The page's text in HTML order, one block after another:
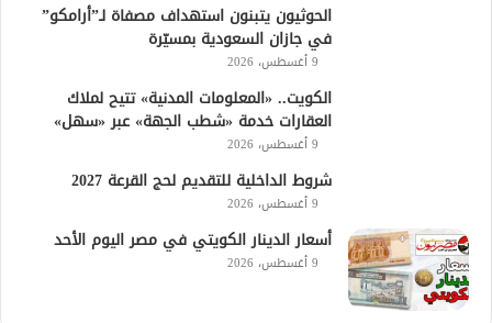
الحوثيون يتبنون استهداف مصفاة لـ”أرامكو”
في جازان السعودية بمسيّرة
9 أغسطس، 2026
الكويت.. «المعلومات المدنية» تتيح لملاك
العقارات خدمة «شطب الجهة» عبر «سهل»
9 أغسطس، 2026
شروط الداخلية للتقديم لحج القرعة 2027
9 أغسطس، 2026
أسعار الدينار الكويتي في مصر اليوم الأحد
9 أغسطس، 2026